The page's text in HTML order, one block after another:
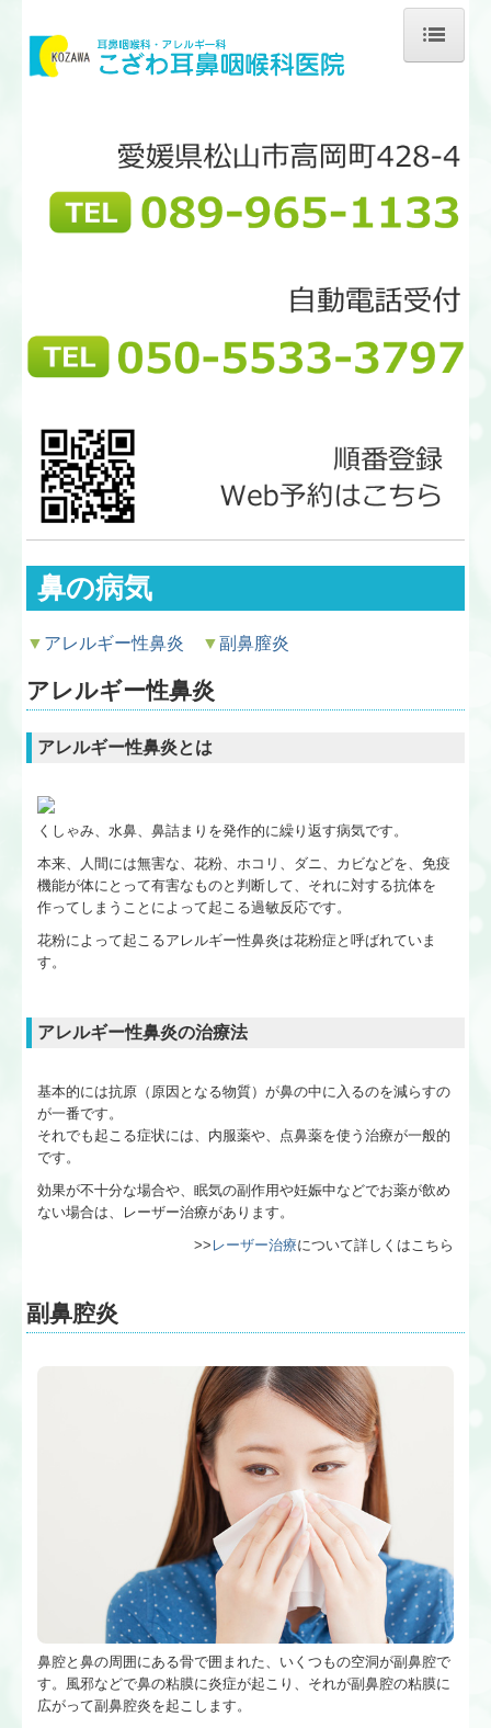
初診の方へ
鼻の病気
のどの病気
花粉症
レーザー治療
鼻の病気
▼ アレルギー性鼻炎 ▼副鼻膣炎
アレルギー性鼻炎
アレルギー性鼻炎とは
くしゃみ、水鼻、鼻詰まりを発作的に繰り返す病気です。
本来、人間には無害な、花粉、ホコリ、ダニ、カビなどを、免疫
機能が体にとって有害なものと判断して、それに対する抗体を
作ってしまうことによって起こる過敏反応です。
花粉によって起こるアレルギー性鼻炎は花粉症と呼ばれていま
す。
アレルギー性鼻炎の治療法
基本的には抗原（原因となる物質）が鼻の中に入るのを減らすの
が一番です。
それでも起こる症状には、内服薬や、点鼻薬を使う治療が一般的
です。
効果が不十分な場合や、眠気の副作用や妊娠中などでお薬が飲め
ない場合は、レーザー治療があります。
>> レーザー治療について詳しくはこちら
副鼻腔炎
鼻腔と鼻の周囲にある骨で囲まれた、いくつもの空洞が副鼻腔で
す。風邪などで鼻の粘膜に炎症が起こり、それが副鼻腔の粘膜に
広がって副鼻腔炎を起こします。